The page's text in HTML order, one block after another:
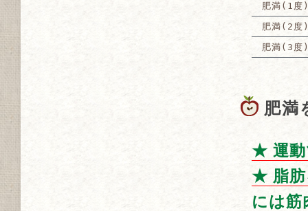
肥満(1度
肥満(2度
肥満(3度
肥満
★ 運動
★ 脂肪
には筋